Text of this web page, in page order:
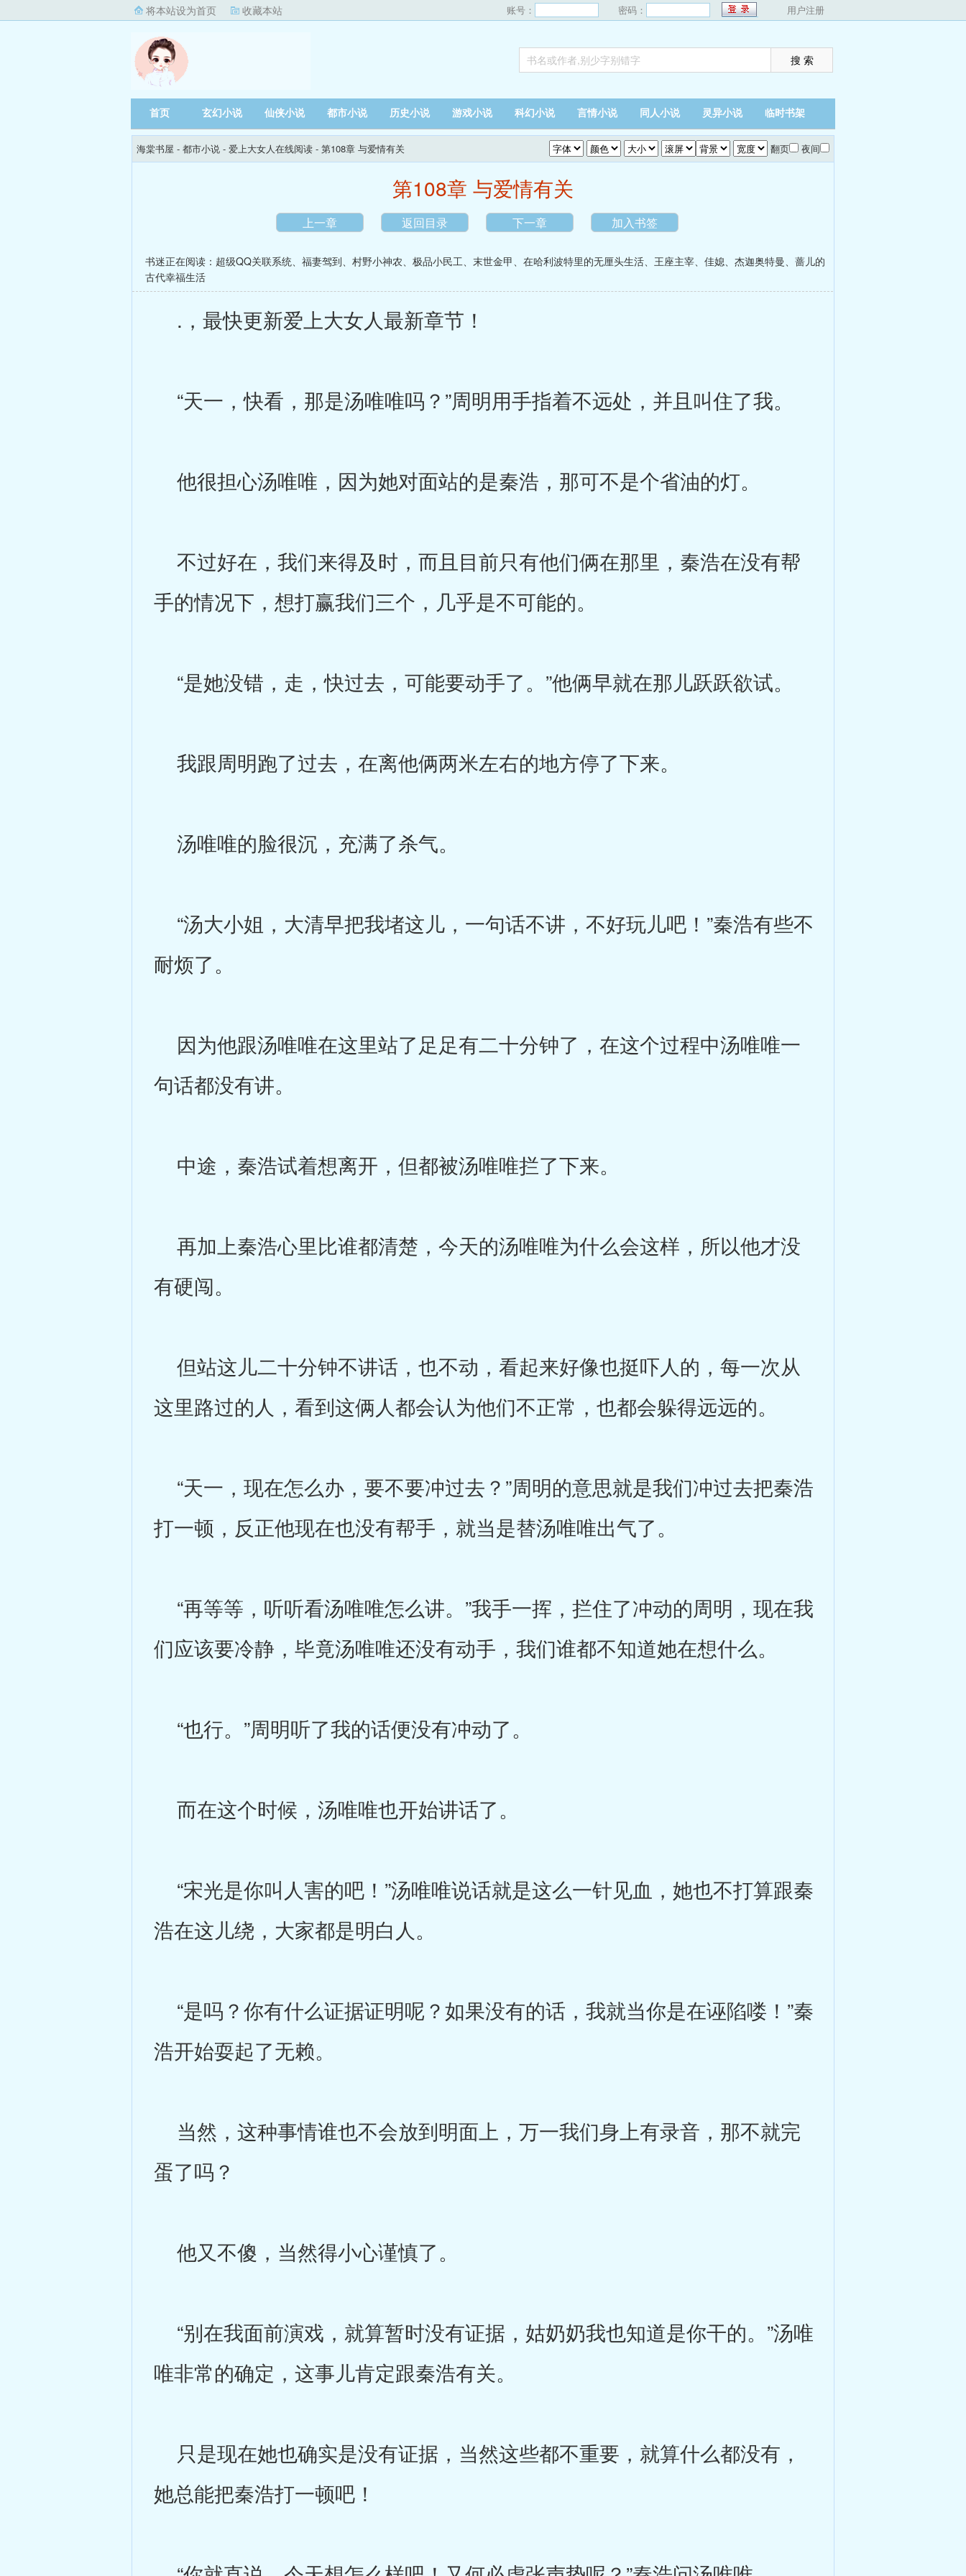
将本站设为首页 收藏本站 账号： 密码： 用户注册
首页 玄幻小说 仙侠小说 都市小说 历史小说 游戏小说 科幻小说 言情小说 同人小说 灵异小说 临时书架
海棠书屋 - 都市小说 - 爱上大女人在线阅读 - 第108章 与爱情有关 翻页 夜间
第108章 与爱情有关
上一章 返回目录 下一章 加入书签
书迷正在阅读： 超级QQ关联系统、 福妻驾到、 村野小神农、 极品小民工、 末世金甲、 在哈利波特里的无厘头生活、 王座主宰、 佳媳、 杰迦奥特曼、 蔷儿的
古代幸福生活
.，最快更新爱上大女人最新章节！
“天一，快看，那是汤唯唯吗？”周明用手指着不远处，并且叫住了我。
他很担心汤唯唯，因为她对面站的是秦浩，那可不是个省油的灯。
不过好在，我们来得及时，而且目前只有他们俩在那里，秦浩在没有帮
手的情况下，想打赢我们三个，几乎是不可能的。
“是她没错，走，快过去，可能要动手了。”他俩早就在那儿跃跃欲试。
我跟周明跑了过去，在离他俩两米左右的地方停了下来。
汤唯唯的脸很沉，充满了杀气。
“汤大小姐，大清早把我堵这儿，一句话不讲，不好玩儿吧！”秦浩有些不
耐烦了。
因为他跟汤唯唯在这里站了足足有二十分钟了，在这个过程中汤唯唯一
句话都没有讲。
中途，秦浩试着想离开，但都被汤唯唯拦了下来。
再加上秦浩心里比谁都清楚，今天的汤唯唯为什么会这样，所以他才没
有硬闯。
但站这儿二十分钟不讲话，也不动，看起来好像也挺吓人的，每一次从
这里路过的人，看到这俩人都会认为他们不正常，也都会躲得远远的。
“天一，现在怎么办，要不要冲过去？”周明的意思就是我们冲过去把秦浩
打一顿，反正他现在也没有帮手，就当是替汤唯唯出气了。
“再等等，听听看汤唯唯怎么讲。”我手一挥，拦住了冲动的周明，现在我
们应该要冷静，毕竟汤唯唯还没有动手，我们谁都不知道她在想什么。
“也行。”周明听了我的话便没有冲动了。
而在这个时候，汤唯唯也开始讲话了。
“宋光是你叫人害的吧！”汤唯唯说话就是这么一针见血，她也不打算跟秦
浩在这儿绕，大家都是明白人。
“是吗？你有什么证据证明呢？如果没有的话，我就当你是在诬陷喽！”秦
浩开始耍起了无赖。
当然，这种事情谁也不会放到明面上，万一我们身上有录音，那不就完
蛋了吗？
他又不傻，当然得小心谨慎了。
“别在我面前演戏，就算暂时没有证据，姑奶奶我也知道是你干的。”汤唯
唯非常的确定，这事儿肯定跟秦浩有关。
只是现在她也确实是没有证据，当然这些都不重要，就算什么都没有，
她总能把秦浩打一顿吧！